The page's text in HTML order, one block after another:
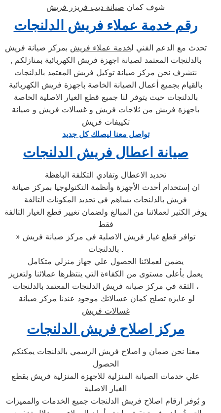
شوف كمان صيانة ديب فريزر فريش
رقم خدمة عملاء فريش الدلنجات
تحدث مع الدعم الفني لخدمة عملاء فريش بمركز صيانة فريش
بالدلنجات المعتمد لصيانة اجهزة فريش الكهربائية بمنازلكم ,
نتشرف نحن مركز صيانة توكيل فريش المعتمد بالدلنجات
بالقيام بجميع أعمال الصيانة الخاصة باجهزة فريش الكهربائية
بالدلنجات حيث يتوفر لنا جميع قطع الغيار الاصلية الخاصة
باجهزة فريش من ثلاجات فريش و غسالات فريش و صيانة
تكييفات فريش
تواصل معنا ليصلك كل جديد
صيانة اعطال فريش الدلنجات
تحديد الاعطال وتفادي التكلفة الباهظة
ان إستخدام أحدث الأجهزة وأنظمة التكنولوجيا بمركز صيانة
فريش بالدلنجات يساهم في تحديد المكونات التالفة
يوفر الكثير لعملائنا من المبالغ ولضمان تغيير قطع الغيار التالفة
فقط
» توافر قطع غيار فريش الاصلية في مركز صيانة فريش
بالدلنجات .
يضمن لعملائنا الحصول علي جهاز منزلي متكامل
يعمل بأعلى مستوى من الكفاءة التي ينتظرها عملائنا ولتعزيز
الثقة في مركز صيانه فريش الدلنجات المعتمد بالدلنجات ،
لو عايزه تصلح كمان عسالاتك موجود عندنا مركز صيانة
غسالات فريش
مركز اصلاح فريش الدلنجات
معنا نحن ضمان و اصلاح فريش الرسمي بالدلنجات يمكنكم
الحصول
علي خدمات الصيانة المنزلية للاجهزة المنزلية فريش بقطع
الغيار الاصلية
و يُوفر ارقام اصلاح فريش الدلنجات جميع الخدمات والمميزات